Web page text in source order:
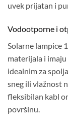
uvek prijatan i
Vodootporne i
Solarne lampice
materijala i
idealnim za
sneg ili vlažnost
fleksibilan kabl
površinu.